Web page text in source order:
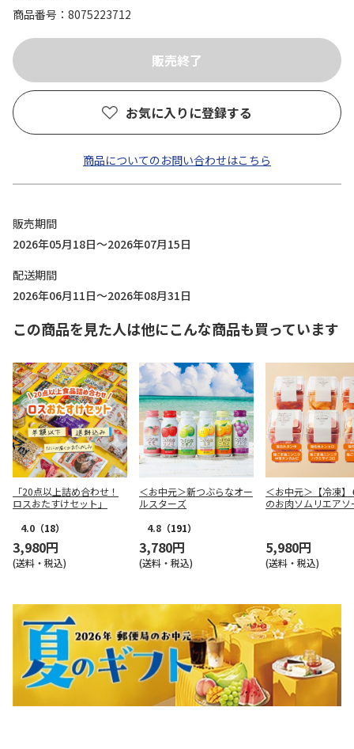
商品番号
8075223712
お気に入りに登録する
商品についてのお問い合わせはこちら
販売期間
2026年05月18日～2026年07月15日
配送期間
2026年06月11日～2026年08月31日
この商品を見た人は他にこんな商品も買っています
「20点以上詰め合わせ！
ロスおたすけセット」
4.0 （18）
3,980円
(送料・税込)
＜お中元＞新つぶらなオー
ルスターズ
4.8 （191）
3,780円
(送料・税込)
＜お中元＞【冷凍】
のお肉ソムリエアソ
5,980円
(送料・税込)